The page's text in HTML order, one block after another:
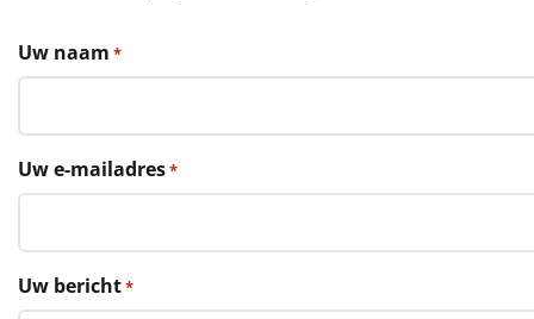
€50 tot €55
€55 tot €75
€75 tot €100
€100 en hoger
Alle kerstpakketten 2026
Uw naam *
Uw e-mailadres*
Uw bericht*